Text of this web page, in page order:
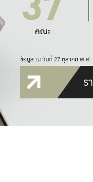
คณะ
ข้อมูล ณ วันที่ 27 ตุลาคม พ.ศ.
ร